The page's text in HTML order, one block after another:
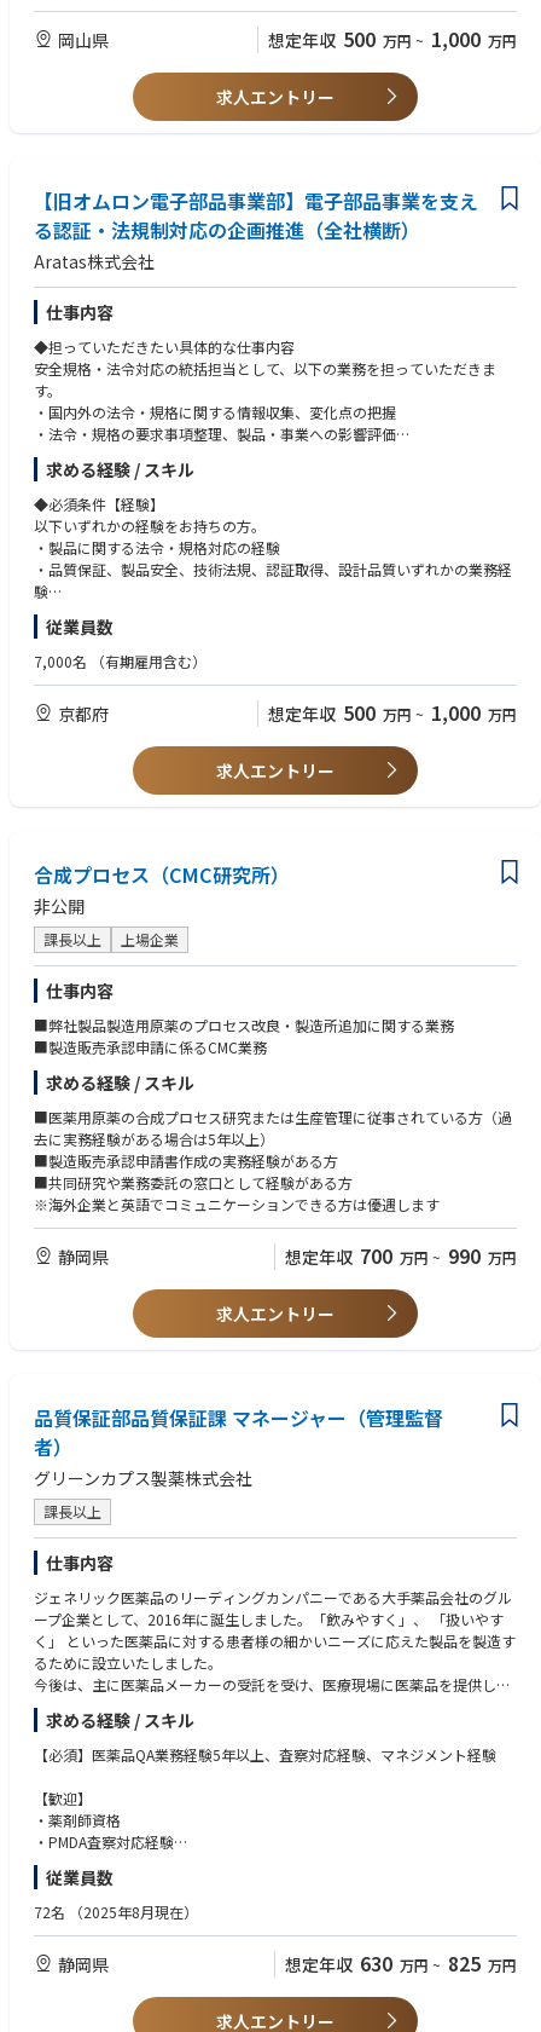
・製品の根幹を支える製造工法そのものを創り出す醍醐味がある
・試作から量産まで一貫して関われるため、自分の技術が製品として形に
◆業界動向と自社事業の特徴
・RY,SW,CN他メカコンポ事業中心を民生産業多岐にわたりグローバルに
展開。数10年の事業・技術で培われた大量生産・高品質やアプリフィット
商品が強み。
・環境や省エネトレンド背景にエネルギー・EV分野他、他高圧電源のニー
ズに合わせた商品を強化中。
＊エンジニア系職務であれば異業種や他職務経験者も応募歓迎。キャリア
チェンジしたい方も歓迎。その場合、職務経験で判断。
・電子部品・精密機器・機械加工などの分野での工法開発・生産技術経験
・3D CAD、CAE などを用いた設計・解析スキル
・英語での技術コミュニケーション経験（読み書きレベルでも可）
◆歓迎する人物像
・ものづくりに強い興味を持ち、現場で手を動かしながら技術を深めたい
方
・課題を自ら見つけ、仮説立案・検証を主体的に進められる方
・データや事実に基づいて論理的に考え、改善策を導き出せる方
・新しい技術や工法に対して柔軟に挑戦できる探求心・向上心のある方
・失敗を恐れず、試行錯誤を楽しめる方
◆使用する開発言語・ソフト・装置/機器等
・Office365(Outlook、Teams、Word、Excel、PowerPoint等)
・3D-CAD（Solidworks)
岡山県 想定年収 500 万円 ~ 1,000 万円
求人エントリー
【旧オムロン電子部品事業部】電子部品事業を支え
る認証・法規制対応の企画推進（全社横断）
Aratas株式会社
仕事内容
◆担っていただきたい具体的な仕事内容
安全規格・法令対応の統括担当として、以下の業務を担っていただきま
す。
・国内外の法令・規格に関する情報収集、変化点の把握
・法令・規格の要求事項整理、製品・事業への影響評価
・影響評価結果に基づく対応方針の立案
・開発・品質・製造・事業部門など関係部門との調整・合意形成
・法令遵守・規格適合を確実に行うための社内ルール・手順の整備
・認証維持や法令対応に関するリスク課題の抽出・対応推進
・関係者が継続的に実行できる業務プロセスの構築
・将来的には、業界団体や標準化機関における規格策定・改訂活動への参
画
◆具体的な仕事内容に対しての期待する成果
・法令・規格の変化点を早期に把握し、製品・事業への影響をわかりやす
く整理できている
・関係部門が取るべき対応を明確にし、対応遅れや認証リスクを未然に防
止できている
ある形に整備できている
・開発・品質・製造などの関係部門と連携し、実行可能な対応方針を推進
◆この仕事の魅力
・電子部品事業の安全・品質・法令遵守を支える中核業務に携われます
・個別対応だけでなく、社内ルールや業務プロセスづくりから関与できま
す
・法令・規格の知識を活かし、開発・品質・製造など幅広い部門と連携で
きます
・将来的には、業界標準の策定・活用に関する活動にも関与できる可能性
があります
・安全規格・法令対応の体制をさらに強化していくフェーズであり、業務
プロセスや体制構築にも主体的に関われます
◆業界動向と自社事業の特徴
当社は、リレー、スイッチ、センサー、コネクタ等の電子部品を通じて、
産業機器・社会インフラ・各種電子機器の安全性・信頼性を支えていま
す。
電子部品は顧客製品の品質・安全・安定稼働を支える重要な部品であり、
各国の安全規格・法令に適合した製品を提供し続けることが、事業継続と
顧客信頼の基盤となります。今後は、製品の安全性・法令遵守を確実に守
活かすことで、電子部品事業の競争力向上に貢献していきます。
求める経験 / スキル
◆必須条件【経験】
以下いずれかの経験をお持ちの方。
・製品に関する法令・規格対応の経験
・品質保証、製品安全、技術法規、認証取得、設計品質いずれかの業務経
験
・関係部門と連携しながら業務改善やプロジェクトを推進した経験
・社内ルール、業務手順、業務フローの整備・運用に関わった経験
・法令・規格要求やリスクを論理的に整理できる力
・複雑な内容を関係者にわかりやすく説明できる力
・開発・品質・製造などの関係部門と連携して業務を進めるコミュニケー
・課題を整理し、対応方針を立てて実行に移す推進力
・電子部品、電気・電子機器、産業機器、自動車部品等に関する業務経験
・製品安全、EMC、無線、製品セキュリティ等の法令・規格対応経験
・法規・規格に適合する製品設計、または認証機関への申請業務の経験
・社内ルール・手順・業務フローの策定、展開、定着化の経験
・プロジェクトリーダー経験
・業界団体や標準化機関における規格策定・改訂活動への参画経験
・TOEIC 650点以上、または英語でのメール・資料確認に抵抗がない方
◆歓迎する人物像
・誠実・謙虚に業務へ向き合い、最後までやりきる責任感のある方
・課題から逃げず、主体的に考え行動できる方
・複雑な内容を整理し、相手に合わせてわかりやすく伝えられる方
・関係者と建設的に議論しながら、合意形成を進められる方
・個別最適ではなく、組織全体にとってより良い業務プロセスを考えられ
る方
・専門性を高めながら、チームで成果を出すことにやりがいを感じられる
方
◆使用する開発言語・ソフト・装置/機器等
・Microsoft Office（Excel、PowerPoint、Word、Outlook、Teams）
・社内データベース、認証情報管理システム
・認証機関・規格団体等のWebシステム
・規格文書、認証書、試験レポート等の管理ツール
従業員数
7,000名 （有期雇用含む）
京都府 想定年収 500 万円 ~ 1,000 万円
求人エントリー
合成プロセス（CMC研究所）
非公開
課長以上 上場企業
仕事内容
■弊社製品製造用原薬のプロセス改良・製造所追加に関する業務
■製造販売承認申請に係るCMC業務
求める経験 / スキル
■医薬用原薬の合成プロセス研究または生産管理に従事されている方（過
去に実務経験がある場合は5年以上）
■製造販売承認申請書作成の実務経験がある方
■共同研究や業務委託の窓口として経験がある方
※海外企業と英語でコミュニケーションできる方は優遇します
静岡県 想定年収 700 万円 ~ 990 万円
求人エントリー
品質保証部品質保証課 マネージャー（管理監督
者）
グリーンカプス製薬株式会社
課長以上
仕事内容
ジェネリック医薬品のリーディングカンパニーである大手薬品会社のグル
ープ企業として、2016年に誕生しました。「飲みやすく」、 「扱いやす
く」 といった医薬品に対する患者様の細かいニーズに応えた製品を製造す
るために設立いたしました。
今後は、主に医薬品メーカーの受託を受け、医療現場に医薬品を提供して
いきます。
2020年に工場・設備を新設し、「健康経営優良法人(中小規模法人部門)」
認定を受けており、 キャリア構築と長期的に安心して働ける職場環境で
◆業務内容
品質保証部門の責任者としてGMP品質保証業務全般およびメンバーのマネ
・品質保証部門の運営管理[三里1.1]
・メンバー育成・評価
・GMP文化の醸成
・査察・監査対応
求める経験 / スキル
【必須】医薬品QA業務経験5年以上、査察対応経験、マネジメント経験
【歓迎】
・薬剤師資格
・PMDA査察対応経験
・県薬務課査察対応
・顧客監査対応
・品質システム構築経験
従業員数
72名 （2025年8月現在）
静岡県 想定年収 630 万円 ~ 825 万円
求人エントリー